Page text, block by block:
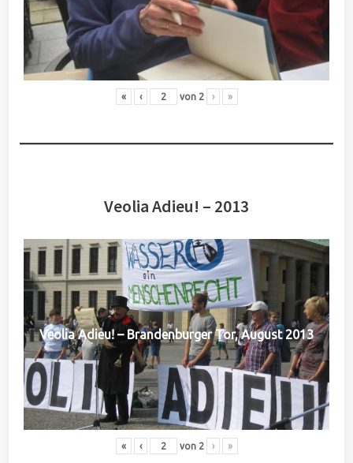
« ‹ von 2 › »
Veolia Adieu! – 2013
Veolia Adieu! – Brandenburger Tor, August 2013
« ‹ von 2 › »